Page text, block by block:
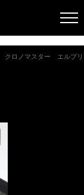
ロノマスター エルプリ